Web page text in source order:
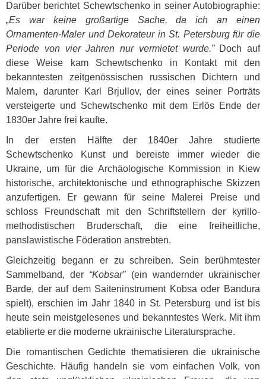
Darüber berichtet Schewtschenko in seiner Autobiographie:
„Es war keine großartige Sache, da ich an einen
Ornamenten-Maler und Dekorateur in St. Petersburg für die
Periode von vier Jahren nur vermietet wurde.”Doch auf
diese Weise kam Schewtschenko in Kontakt mit den
bekanntesten zeitgenössischen russischen Dichtern und
Malern, darunter Karl Brjullov, der eines seiner Porträts
versteigerte und Schewtschenko mit dem Erlös Ende der
1830er Jahre frei kaufte.
In der ersten Hälfte der 1840er Jahre studierte
Schewtschenko Kunst und bereiste immer wieder die
Ukraine, um für die Archäologische Kommission in Kiew
historische, architektonische und ethnographische Skizzen
anzufertigen. Er gewann für seine Malerei Preise und
schloss Freundschaft mit den Schriftstellern der kyrillo-
methodistischen Bruderschaft, die eine freiheitliche,
panslawistische Föderation anstrebten.
Gleichzeitig begann er zu schreiben. Sein berühmtester
Sammelband, der “Kobsar”(ein wandernder ukrainischer
Barde, der auf dem Saiteninstrument Kobsa oder Bandura
spielt), erschien im Jahr 1840 in St. Petersburg und ist bis
heute sein meistgelesenes und bekanntestes Werk. Mit ihm
etablierte er die moderne ukrainische Literatursprache.
Die romantischen Gedichte thematisieren die ukrainische
Geschichte. Häufig handeln sie vom einfachen Volk, von